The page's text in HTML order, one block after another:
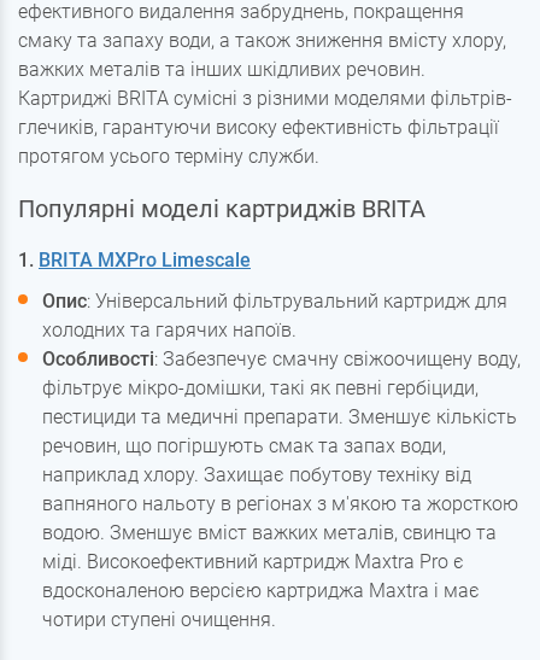
ефективного видалення забруднень, покращення
смаку та запаху води, а також зниження вмісту хлору,
важких металів та інших шкідливих речовин.
Картриджі BRITA сумісні з різними моделями фільтрів-
глечиків, гарантуючи високу ефективність фільтрації
протягом усього терміну служби.
Популярні моделі картриджів BRITA
1. BRITA MXPro Limescale
Опис: Універсальний фільтрувальний картридж для
холодних та гарячих напоїв.
Особливості: Забезпечує смачну свіжоочищену воду,
фільтрує мікро-домішки, такі як певні гербіциди,
пестициди та медичні препарати. Зменшує кількість
речовин, що погіршують смак та запах води,
наприклад хлору. Захищає побутову техніку від
вапняного нальоту в регіонах з м'якою та жорсткою
водою. Зменшує вміст важких металів, свинцю та
міді. Високоефективний картридж Maxtra Pro є
вдосконаленою версією картриджа Maxtra і має
чотири ступені очищення.